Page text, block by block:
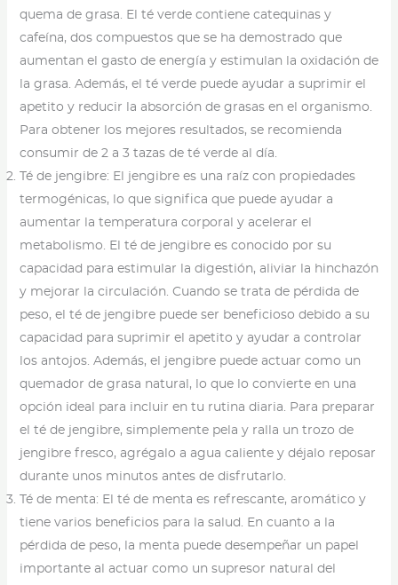
quema de grasa. El té verde contiene catequinas y
cafeína, dos compuestos que se ha demostrado que
aumentan el gasto de energía y estimulan la oxidación de
la grasa. Además, el té verde puede ayudar a suprimir el
apetito y reducir la absorción de grasas en el organismo.
Para obtener los mejores resultados, se recomienda
consumir de 2 a 3 tazas de té verde al día.
Té de jengibre: El jengibre es una raíz con propiedades
termogénicas, lo que significa que puede ayudar a
aumentar la temperatura corporal y acelerar el
metabolismo. El té de jengibre es conocido por su
capacidad para estimular la digestión, aliviar la hinchazón
y mejorar la circulación. Cuando se trata de pérdida de
peso, el té de jengibre puede ser beneficioso debido a su
capacidad para suprimir el apetito y ayudar a controlar
los antojos. Además, el jengibre puede actuar como un
quemador de grasa natural, lo que lo convierte en una
opción ideal para incluir en tu rutina diaria. Para preparar
el té de jengibre, simplemente pela y ralla un trozo de
jengibre fresco, agrégalo a agua caliente y déjalo reposar
durante unos minutos antes de disfrutarlo.
Té de menta: El té de menta es refrescante, aromático y
tiene varios beneficios para la salud. En cuanto a la
pérdida de peso, la menta puede desempeñar un papel
importante al actuar como un supresor natural del